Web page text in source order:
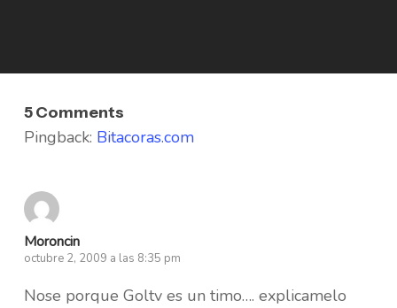
5 Comments
Pingback: Bitacoras.com
Moroncin
octubre 2, 2009 a las 8:35 pm
Nose porque Goltv es un timo…. explicamelo